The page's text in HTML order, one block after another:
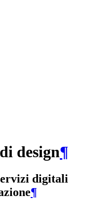
design¶
digitali
¶